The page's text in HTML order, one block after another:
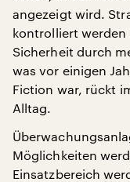
angezeigt wird.
kontrolliert werden
Sicherheit durch
was vor einigen
Fiction war, rückt
Alltag.
Möglichkeiten
Einsatzbereich